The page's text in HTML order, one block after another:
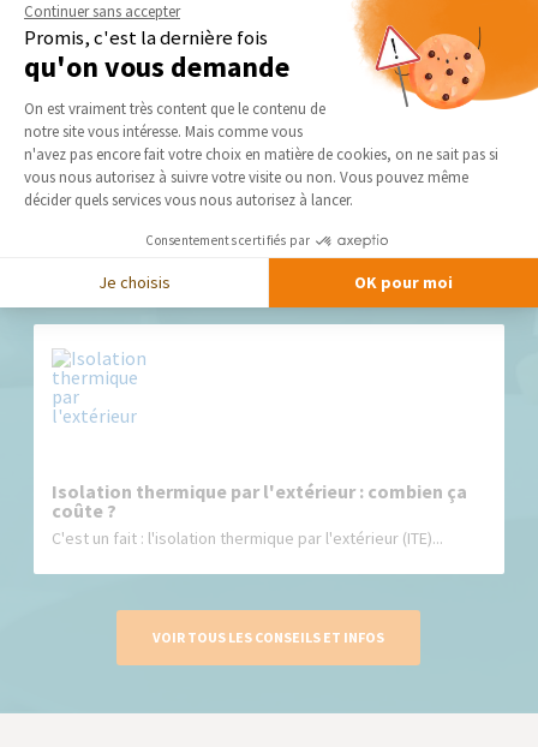
Quel est le meilleur isolant thermique pour une
maison
Vous êtes à la recherche d’un isolant thermique pour votre
Isolation thermique par l'extérieur : combien ça
coûte ?
C'est un fait : l'isolation thermique par l'extérieur (ITE)...
VOIR TOUS LES CONSEILS ET INFOS
Continuer sans accepter
Promis, c'est la dernière fois
qu'on vous demande
Plateforme de Gestion du
On est vraiment très content que le contenu de
notre site vous intéresse. Mais comme vous
n'avez pas encore fait votre choix en matière de cookies, on ne sait pas si
vous nous autorisez à suivre votre visite ou non. Vous pouvez même
décider quels services vous nous autorisez à lancer.
Consentements certifiés par
Je choisis OK pour moi
Axeptio consent